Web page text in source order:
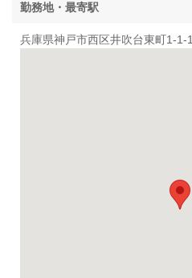
勤務地・最寄駅
兵庫県神戸市西区井吹台東町1-1-1